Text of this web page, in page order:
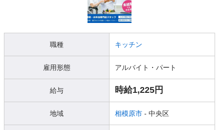
職種 キッチン
雇用形態 アルバイト・パート
給与 時給1,225円
地域 相模原市 - 中央区